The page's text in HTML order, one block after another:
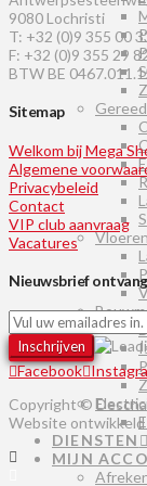
Vloeren
DIENSTEN
MIJN
9080 Lochristi
T: +32 (0)9 355 00
F: +32 (0)9 355 29
BTW BE
Sitemap
Welkom bij Mega
Algemene
Privacybeleid
Contact
VIP club aanvraag
Vacatures
Nieuwsbrief
Facebook
Copyright ©
Website